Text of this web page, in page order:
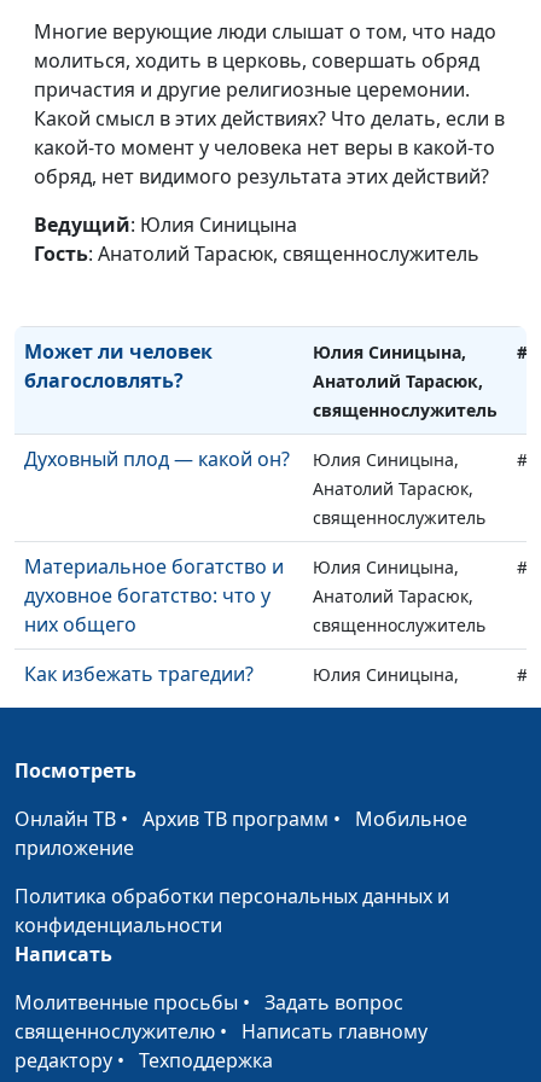
Многие верующие люди слышат о том, что надо
молиться, ходить в церковь, совершать обряд
причастия и другие религиозные церемонии.
Какой смысл в этих действиях? Что делать, если в
какой-то момент у человека нет веры в какой-то
обряд, нет видимого результата этих действий?
Ведущий: Юлия Синицына
Гость: Анатолий Тарасюк, священнослужитель
Кто окажется в раю?
Юлия Синицына,
Анатолий Тарасюк,
священнослужитель
Ропот и недовольство в
жизни верующего
Юлия Синицына,
Анатолий Тарасюк,
священнослужитель
Доверяя Богу, выходить из
Юлия Синицына,
Анатолий Тарасюк,
Может ли человек
благословлять?
Юлия Синицына,
Анатолий Тарасюк,
священнослужитель
Духовный плод — какой он?
Юлия Синицына,
Анатолий Тарасюк,
священнослужитель
Материальное богатство и
духовное богатство: что у
них общего
Юлия Синицына,
Анатолий Тарасюк,
священнослужитель
Как избежать трагедии?
Юлия Синицына,
Алексей Дедов,
С Богом или без Него: в чем
разница?
священнослужитель,
Как принимать правильные
решения?
Юлия Синицына,
Алексей Дедов,
Посмотреть
Онлайн ТВ • Архив ТВ программ • Мобильное
приложение
Политика обработки персональных данных и
конфиденциальности
Написать
Молитвенные просьбы • Задать вопрос
священнослужителю • Написать главному
редактору • Техподдержка